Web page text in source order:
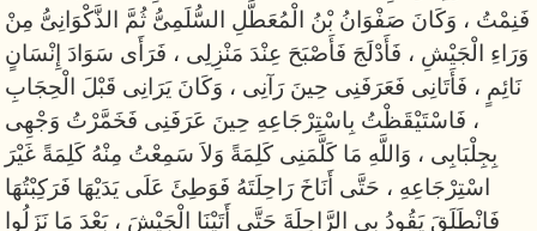
فَنِمْتُ ، وَكَانَ صَفْوَانُ بْنُ الْمُعَطَّلِ السُّلَمِىُّ ثُمَّ الذَّكْوَانِىُّ مِنْ
وَرَاءِ الْجَيْشِ ، فَأَدْلَجَ فَأَصْبَحَ عِنْدَ مَنْزِلِى ، فَرَأَى سَوَادَ إِنْسَانٍ
نَائِمٍ ، فَأَتَانِى فَعَرَفَنِى حِينَ رَآنِى ، وَكَانَ يَرَانِى قَبْلَ الْحِجَابِ
، فَاسْتَيْقَظْتُ بِاسْتِرْجَاعِهِ حِينَ عَرَفَنِى فَخَمَّرْتُ وَجْهِى
بِجِلْبَابِى ، وَاللَّهِ مَا كَلَّمَنِى كَلِمَةً وَلاَ سَمِعْتُ مِنْهُ كَلِمَةً غَيْرَ
اسْتِرْجَاعِهِ ، حَتَّى أَنَاخَ رَاحِلَتَهُ فَوَطِئَ عَلَى يَدَيْهَا فَرَكِبْتُهَا
فَانْطَلَقَ يَقُودُ بِى الرَّاحِلَةَ حَتَّى أَتَيْنَا الْجَيْشَ ، بَعْدَ مَا نَزَلُوا